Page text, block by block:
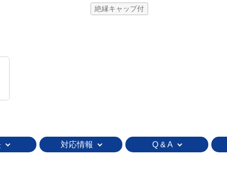
絶縁キャップ付
対応情報 Q & A